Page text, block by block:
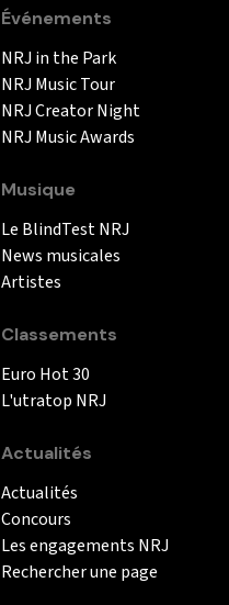
Événements
NRJ in the Park
NRJ Music Tour
NRJ Creator Night
NRJ Music Awards
Musique
Le BlindTest NRJ
News musicales
Artistes
Classements
Euro Hot 30
L'utratop NRJ
Actualités
Actualités
Concours
Les engagements NRJ
Rechercher une page